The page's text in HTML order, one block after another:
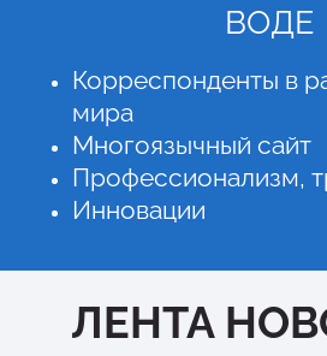
ВОДЕ
Корреспонденты в
мира
Многоязычный сайт
Профессионализм,
Инновации
ЛЕНТА